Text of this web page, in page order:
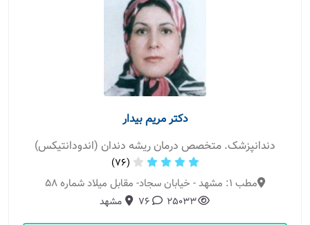
دکتر مریم بیدار
دندانپزشک. متخصص درمان ریشه دندان (اندودانتیکس)
(76)
مطب 1: مشهد - خیابان سجاد- مقابل میلاد شماره 58
25033
76 مشهد